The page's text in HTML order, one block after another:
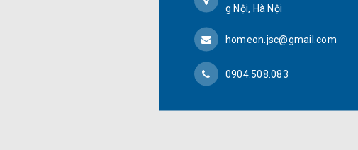
g Nội, Hà Nội
homeon.jsc@gmail.com
0904.508.083